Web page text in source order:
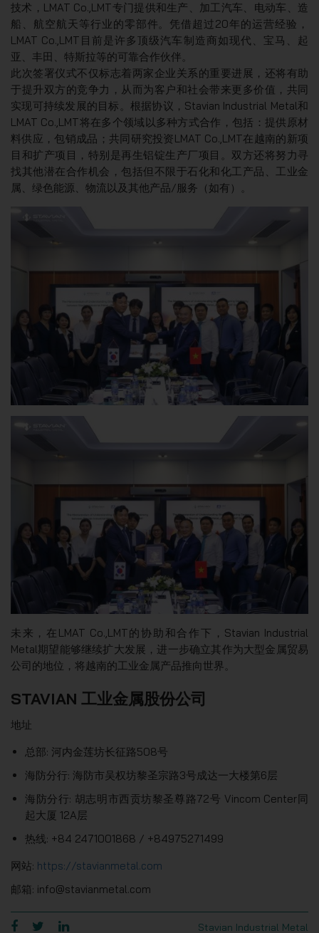
技术，LMAT Co.,LMT专门提供和生产、加工汽车、电动车、造
船、航空航天等行业的零部件。凭借超过20年的运营经验，
LMAT Co.,LMT目前是许多顶级汽车制造商如现代、宝马、起
亚、丰田、特斯拉等的可靠合作伙伴。
此次签署仪式不仅标志着两家企业关系的重要进展，还将有助
于提升双方的竞争力，从而为客户和社会带来更多价值，共同
实现可持续发展的目标。根据协议，Stavian Industrial Metal和
LMAT Co.,LMT将在多个领域以多种方式合作，包括：提供原材
料供应，包销成品；共同研究投资LMAT Co.,LMT在越南的新项
目和扩产项目，特别是再生铝锭生产厂项目。双方还将努力寻
找其他潜在合作机会，包括但不限于石化和化工产品、工业金
属、绿色能源、物流以及其他产品/服务（如有）。
未来，在LMAT Co.,LMT的协助和合作下，Stavian Industrial
Metal期望能够继续扩大发展，进一步确立其作为大型金属贸易
公司的地位，将越南的工业金属产品推向世界。
STAVIAN 工业金属股份公司
地址
总部: 河内金莲坊长征路508号
海防分行: 海防市吴权坊黎圣宗路3号成达一大楼第6层
海防分行: 胡志明市西贡坊黎圣尊路72号 Vincom Center同
起大厦 12A层
热线: +84 2471001868 / +84975271499
网站: https://stavianmetal.com
邮箱: info@stavianmetal.com
Stavian Industrial Metal